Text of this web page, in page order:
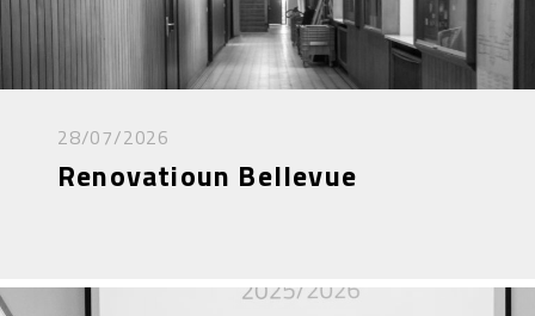
28/07/2026
Renovatioun Bellevue